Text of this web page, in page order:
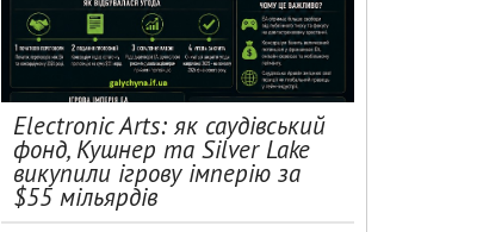
Electronic Arts: як саудівський
фонд, Кушнер та Silver Lake
викупили ігрову імперію за
$55 мільярдів